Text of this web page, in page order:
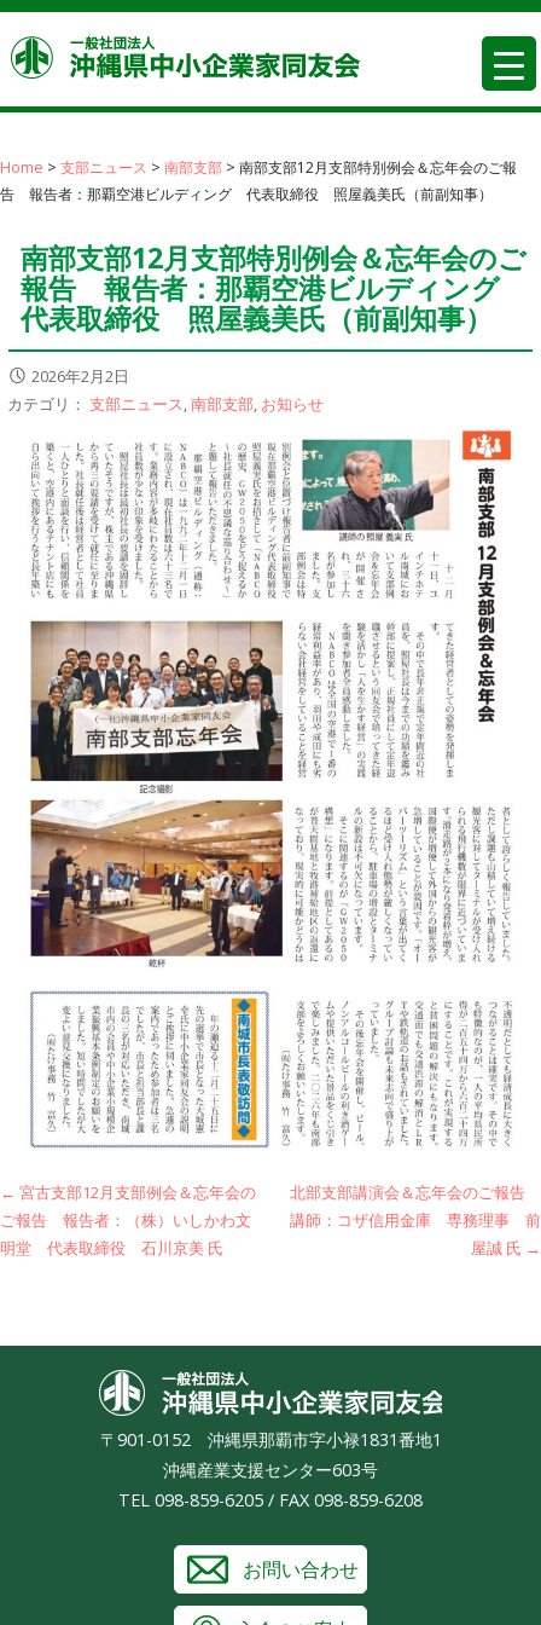
コ
ン
テ
ン
へ
移
沖縄県
Home > 支部ニュース > 南部支部 > 南部支部12月支部特別例会＆忘年会のご報
告 報告者：那覇空港ビルディング 代表取締役 照屋義美氏（前副知事）
南部支部12月支部特別例会＆忘年会のご
報告 報告者：那覇空港ビルディング
代表取締役 照屋義美氏（前副知事）
2026年2月2日
カテゴリ：支部ニュース ,南部支部 お知らせ
投
稿
← 宮古支部12月支部例会＆忘年会の
ご報告 報告者：（株）いしかわ文
明堂 代表取締役 石川京美 氏
北部支部講演会＆忘年会のご報告
講師：コザ信用金庫 専務理事 前
屋誠 氏 →
〒901-0152 沖縄県那覇市字小禄1831番地1
沖縄産業支援センター603号
TEL 098-859-6205 / FAX 098-859-6208
お問い合わせ